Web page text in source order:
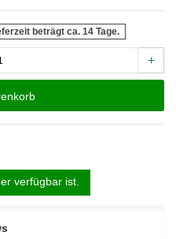
beträgt ca. 14 Tage.
+
verfügbar ist.